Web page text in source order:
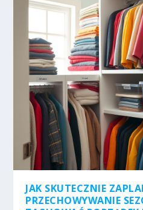
JAK SKUTECZNIE
PRZECHOWYWANIE